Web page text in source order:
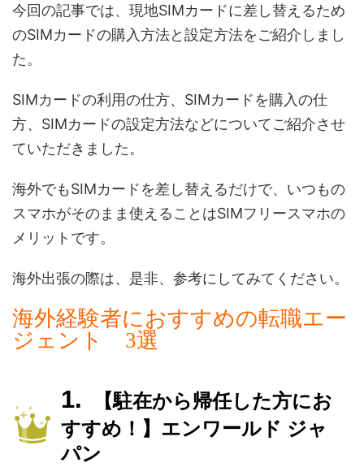
今回の記事では、現地SIMカードに差し替えるため
のSIMカードの購入方法と設定方法をご紹介しまし
た。
SIMカードの利用の仕方、SIMカードを購入の仕
方、SIMカードの設定方法などについてご紹介させ
ていただきました。
海外でもSIMカードを差し替えるだけで、いつもの
スマホがそのまま使えることはSIMフリースマホの
メリットです。
海外出張の際は、是非、参考にしてみてください。
海外経験者におすすめの転職エー
ジェント 3選
【駐在から帰任した方にお
すすめ！】エンワールド ジャ
パン